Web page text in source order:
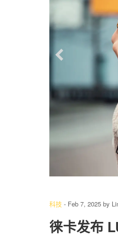
科技 - Feb 7, 2025 by
徕卡发布